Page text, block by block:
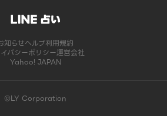
知らせヘルプ利用規約
バシーポリシー運営会社
Yahoo! JAPAN
©LY Corporation